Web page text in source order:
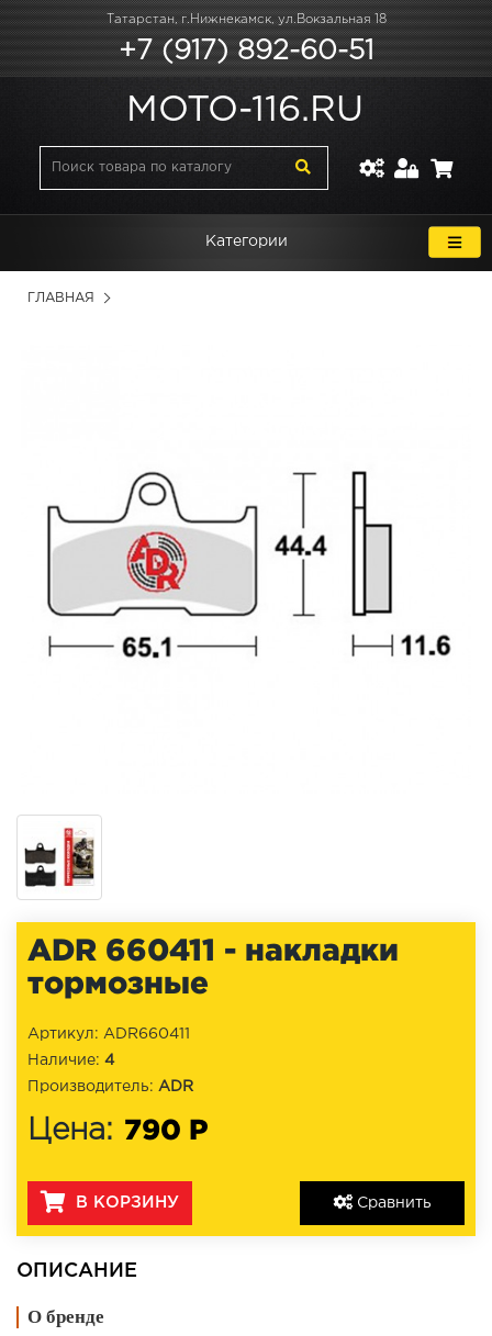
Татарстан, г.Нижнекамск, ул.Вокзальная 18
+7 (917) 892-60-51
MOTO-116.RU
Категории
ГЛАВНАЯ
ADR 660411 - накладки
тормозные
Сравнить
Артикул: ADR660411
Наличие: 4
Производитель: ADR
Цена: 790 Р
В КОРЗИНУ
ОПИСАНИЕ
О бренде